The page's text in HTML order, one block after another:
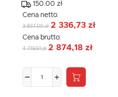
150.00 zł
Cena netto:
3 837,00 zł 2 336,73 zł
Cena brutto:
4 719,51 zł 2 874,18 zł